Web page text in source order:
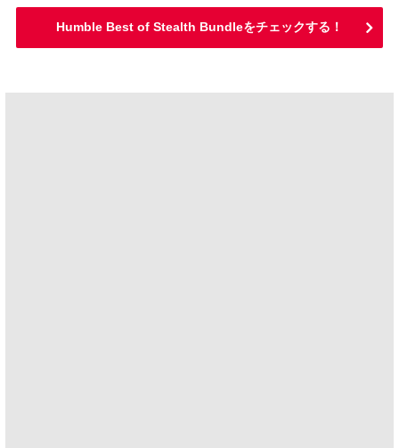
Humble Best of Stealth Bundleをチェックする！